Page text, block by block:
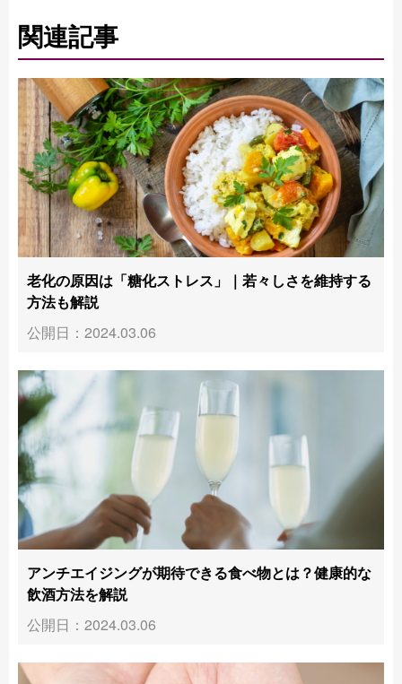
関連記事
老化の原因は「糖化ストレス」｜若々しさを維持する
方法も解説
公開日：2024.03.06
アンチエイジングが期待できる食べ物とは？健康的な
飲酒方法を解説
公開日：2024.03.06